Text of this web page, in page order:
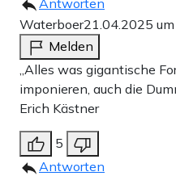
Antworten
Waterboer21.04.2025
Melden
„Alles was gigantische
imponieren, auch die
Erich Kästner
5
Antworten